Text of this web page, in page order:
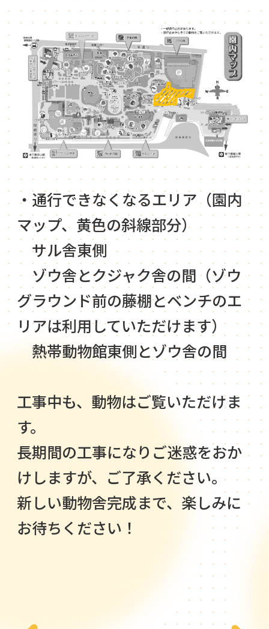
・通行できなくなるエリア（園内
マップ、黄色の斜線部分）
サル舎東側
ゾウ舎とクジャク舎の間（ゾウ
グラウンド前の藤棚とベンチのエ
リアは利用していただけます）
熱帯動物館東側とゾウ舎の間
工事中も、動物はご覧いただけま
す。
長期間の工事になりご迷惑をおか
けしますが、ご了承ください。
新しい動物舎完成まで、楽しみに
お待ちください！